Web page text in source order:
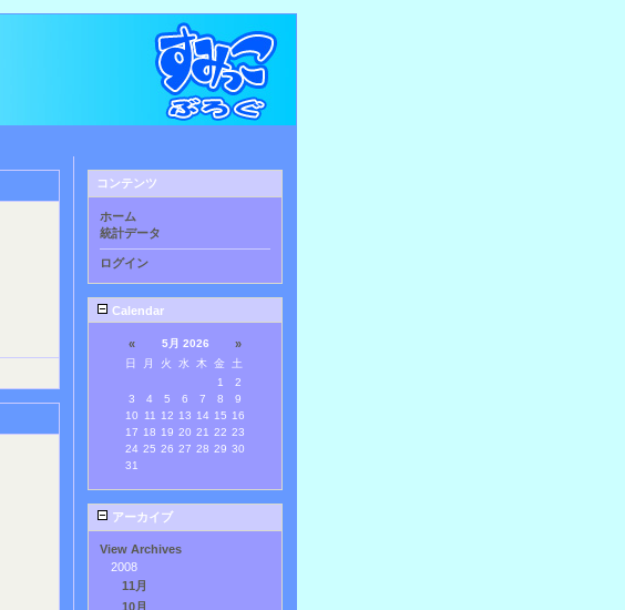
コンテンツ
ホーム
統計データ
ログイン
Calendar
« 5月 2026 »
日 月 火 水 木 金
土
1
2
3
4 5 6 7 8
9
10
11 12 13 14 15 16
17 18 19 20 21 22 23
24 25 26 27 28 29 30
31
アーカイブ
View Archives
2008
11月
10月